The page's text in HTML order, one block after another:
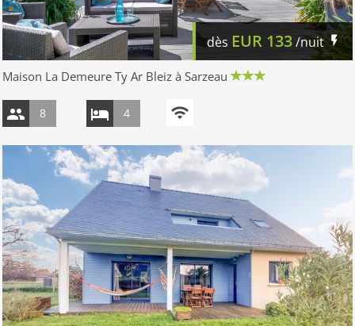
dès EUR 133/nuit
Maison La Demeure Ty Ar Bleiz à Sarzeau
8 4